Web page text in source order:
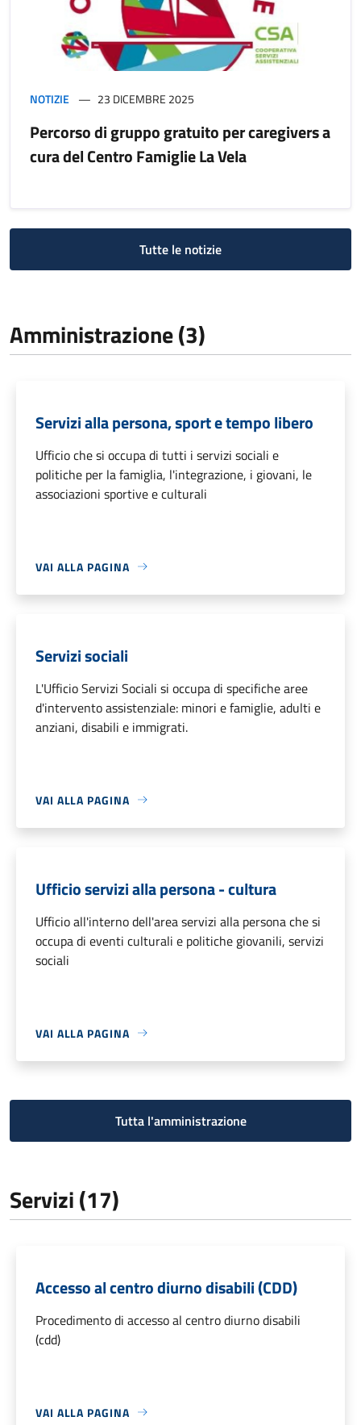
NOTIZIE 23 DICEMBRE 2025
Percorso di gruppo gratuito per caregivers a
cura del Centro Famiglie La Vela
Tutte le notizie
Amministrazione (3)
Servizi alla persona, sport e tempo libero
Ufficio che si occupa di tutti i servizi sociali e
politiche per la famiglia, l'integrazione, i giovani, le
associazioni sportive e culturali
VAI ALLA PAGINA
Servizi sociali
L'Ufficio Servizi Sociali si occupa di specifiche aree
d'intervento assistenziale: minori e famiglie, adulti e
anziani, disabili e immigrati.
VAI ALLA PAGINA
Ufficio servizi alla persona - cultura
Ufficio all'interno dell'area servizi alla persona che si
occupa di eventi culturali e politiche giovanili, servizi
sociali
VAI ALLA PAGINA
Tutta l'amministrazione
Servizi (17)
Accesso al centro diurno disabili (CDD)
Procedimento di accesso al centro diurno disabili
(cdd)
VAI ALLA PAGINA